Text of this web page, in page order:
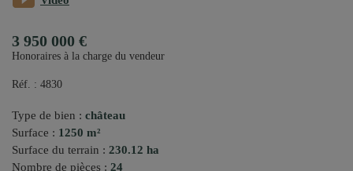
3 950 000 €
Honoraires à la charge du vendeur
Réf. : 4830
Type de bien : château
Surface : 1250 m²
Surface du terrain : 230.12 ha
Nombre de pièces : 24